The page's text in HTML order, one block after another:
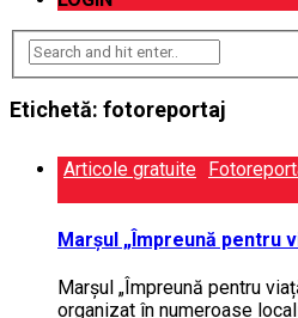
Etichetă: fotoreportaj
Articole gratuite
Marșul „Împreună pentru
Marșul „Împreună pen­tru
organizat în numeroase